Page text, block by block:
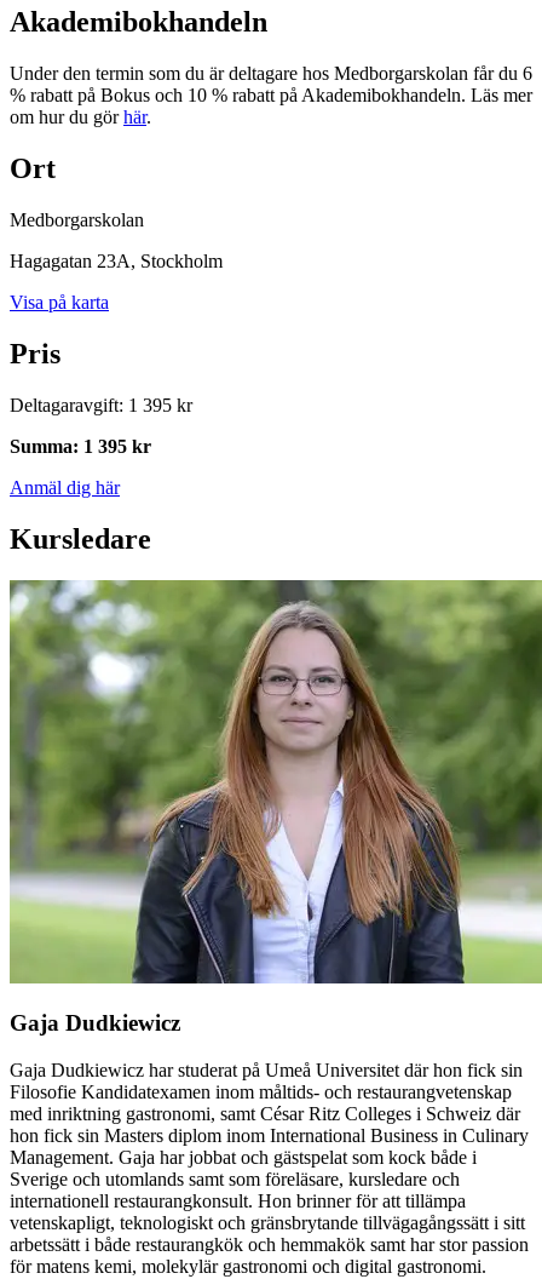
Akademibokhandeln
Under den termin som du är deltagare hos Medborgarskolan får du 6
% rabatt på Bokus och 10 % rabatt på Akademibokhandeln. Läs mer
om hur du görhär.
Ort
Medborgarskolan
Hagagatan 23A, Stockholm
Visa på karta
Pris
Deltagaravgift: 1 395 kr
Summa: 1 395 kr
Anmäl dig här
Kursledare
Gaja Dudkiewicz
Gaja Dudkiewicz har studerat på Umeå Universitet där hon fick sin
Filosofie Kandidatexamen inom måltids- och restaurangvetenskap
med inriktning gastronomi, samt César Ritz Colleges i Schweiz där
hon fick sin Masters diplom inom International Business in Culinary
Management. Gaja har jobbat och gästspelat som kock både i
Sverige och utomlands samt som föreläsare, kursledare och
internationell restaurangkonsult. Hon brinner för att tillämpa
vetenskapligt, teknologiskt och gränsbrytande tillvägagångssätt i sitt
arbetssätt i både restaurangkök och hemmakök samt har stor passion
för matens kemi, molekylär gastronomi och digital gastronomi.